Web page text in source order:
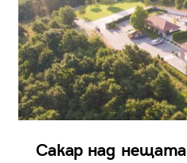
Сакар над нещата